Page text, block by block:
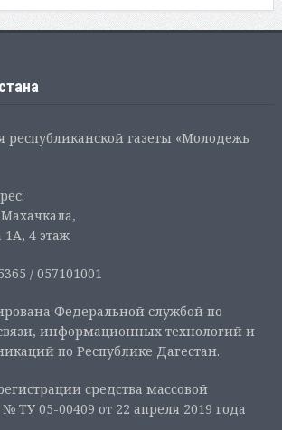
республиканской газеты «Молодежь
1А, 4 этаж
/ 057101001
Федеральной службой по
информационных технологий и
по Республике Дагестан.
средства массовой
05-00409 от 22 апреля 2019 года